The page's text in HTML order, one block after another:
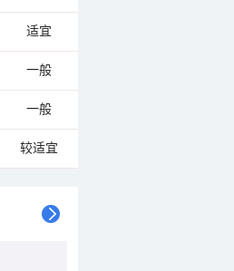
适宜
一般
一般
较适宜